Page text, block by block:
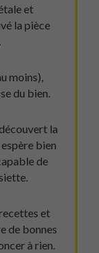
et
la pièce
moins),
du bien.
la
bien
de
et
de bonnes
à rien.